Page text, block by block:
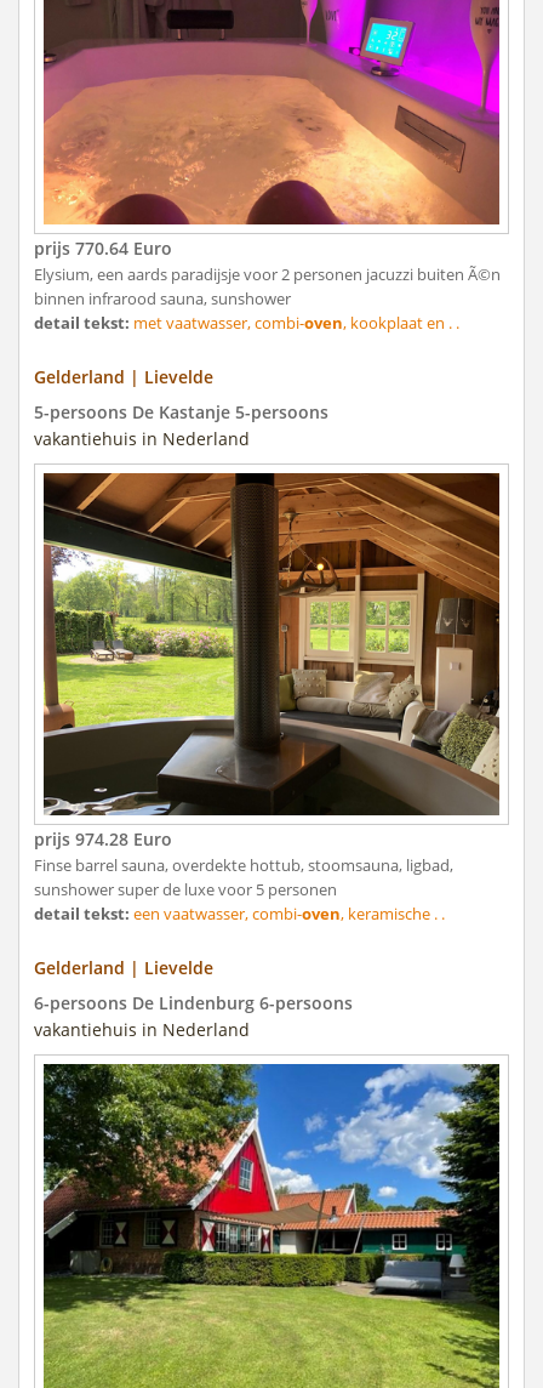
prijs 770.64 Euro
Elysium, een aards paradijsje voor 2 personen jacuzzi buiten Ã©n
binnen infrarood sauna, sunshower
detail tekst: met vaatwasser, combi-oven, kookplaat en . .
Gelderland | Lievelde
5-persoons De Kastanje 5-persoons
vakantiehuis in Nederland
prijs 974.28 Euro
Finse barrel sauna, overdekte hottub, stoomsauna, ligbad,
sunshower super de luxe voor 5 personen
detail tekst: een vaatwasser, combi-oven, keramische . .
Gelderland | Lievelde
6-persoons De Lindenburg 6-persoons
vakantiehuis in Nederland